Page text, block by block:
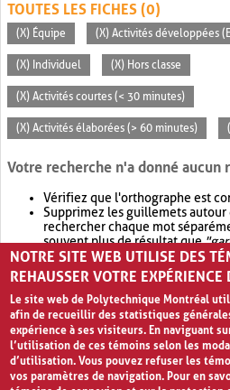
TOUTES LES FICHES (0)
(X) Équipe (X) Activités développées
(X) Individuel (X) Hors classe
(X) Activités courtes (< 30 minutes)
(X) Activités élaborées (> 60 minutes)
Votre recherche n'a donné aucun
Vérifiez que l'orthographe est
Supprimez les guillemets autour
rechercher chaque mot
souvent plus de résultat que
Envisagez d'élargir votre
retournera souvent plus de
NOTRE SITE WEB UTILISE DES
REHAUSSER VOTRE
Le site web de Polytechnique Montréal
afin de recueillir des statistiques
expérience à ses visiteurs. En naviguant
l’utilisation de ces témoins selon les
d’utilisation. Vous pouvez refuser les
vos paramètres de navigation. Pour en